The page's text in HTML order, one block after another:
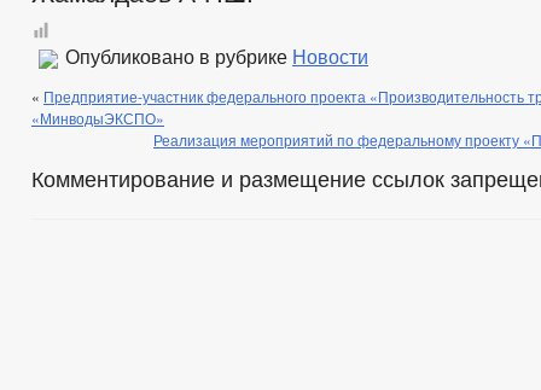
Опубликовано в рубрике Новости
« Предприятие-участник федерального проекта «Производительность
«МинводыЭКСПО»
Реализация мероприятий по федеральному проекту
Комментирование и размещение ссылок